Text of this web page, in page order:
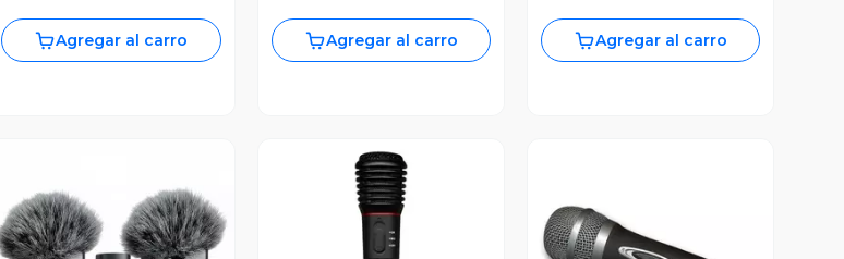
Agregar al carro Agregar al carro Agregar al carro